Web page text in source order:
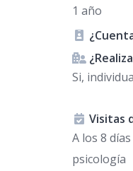
1 año
Si,
Visitas
A los 8
psicología